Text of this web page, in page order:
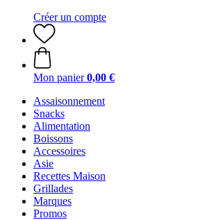
Créer un compte
Mon panier 0,00 €
Assaisonnement
Snacks
Alimentation
Boissons
Accessoires
Asie
Recettes Maison
Grillades
Marques
Promos